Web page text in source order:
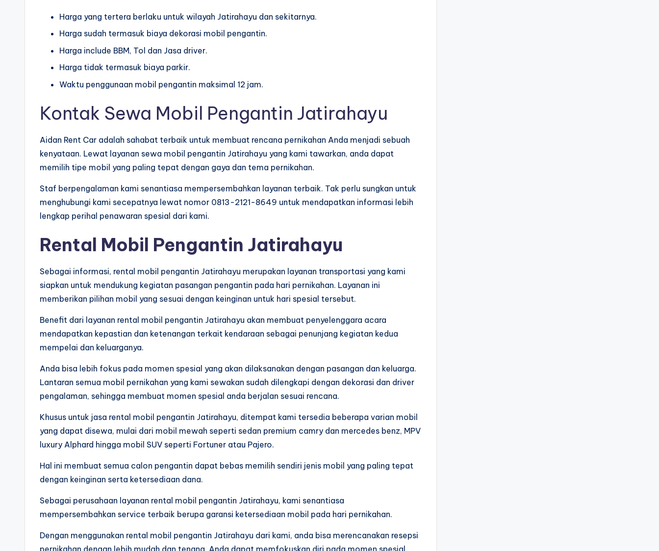
Harga yang tertera berlaku untuk wilayah Jatirahayu dan sekitarnya.
Harga sudah termasuk biaya dekorasi mobil pengantin.
Harga include BBM, Tol dan Jasa driver.
Harga tidak termasuk biaya parkir.
Waktu penggunaan mobil pengantin maksimal 12 jam.
Kontak Sewa Mobil Pengantin Jatirahayu
Aidan Rent Car adalah sahabat terbaik untuk membuat rencana pernikahan Anda menjadi sebuah
kenyataan. Lewat layanan sewa mobil pengantin Jatirahayu yang kami tawarkan, anda dapat
memilih tipe mobil yang paling tepat dengan gaya dan tema pernikahan.
Staf berpengalaman kami senantiasa mempersembahkan layanan terbaik. Tak perlu sungkan untuk
menghubungi kami secepatnya lewat nomor 0813-2121-8649 untuk mendapatkan informasi lebih
lengkap perihal penawaran spesial dari kami.
Rental Mobil Pengantin Jatirahayu
Sebagai informasi, rental mobil pengantin Jatirahayu merupakan layanan transportasi yang kami
siapkan untuk mendukung kegiatan pasangan pengantin pada hari pernikahan. Layanan ini
memberikan pilihan mobil yang sesuai dengan keinginan untuk hari spesial tersebut.
Benefit dari layanan rental mobil pengantin Jatirahayu akan membuat penyelenggara acara
mendapatkan kepastian dan ketenangan terkait kendaraan sebagai penunjang kegiatan kedua
mempelai dan keluarganya.
Anda bisa lebih fokus pada momen spesial yang akan dilaksanakan dengan pasangan dan keluarga.
Lantaran semua mobil pernikahan yang kami sewakan sudah dilengkapi dengan dekorasi dan driver
pengalaman, sehingga membuat momen spesial anda berjalan sesuai rencana.
Khusus untuk jasa rental mobil pengantin Jatirahayu, ditempat kami tersedia beberapa varian mobil
yang dapat disewa, mulai dari mobil mewah seperti sedan premium camry dan mercedes benz, MPV
luxury Alphard hingga mobil SUV seperti Fortuner atau Pajero.
Hal ini membuat semua calon pengantin dapat bebas memilih sendiri jenis mobil yang paling tepat
dengan keinginan serta ketersediaan dana.
Sebagai perusahaan layanan rental mobil pengantin Jatirahayu, kami senantiasa
mempersembahkan service terbaik berupa garansi ketersediaan mobil pada hari pernikahan.
Dengan menggunakan rental mobil pengantin Jatirahayu dari kami, anda bisa merencanakan resepsi
pernikahan dengan lebih mudah dan tenang. Anda dapat memfokuskan diri pada momen spesial